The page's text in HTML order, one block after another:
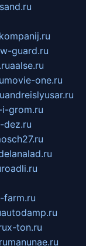
guard.ru
aalse.ru
movie-one.ru
andreislyusar.ru
grom.ru
dez.ru
roadli.ru
farm.ru
autodamp.ru
x-ton.ru
manunae.ru